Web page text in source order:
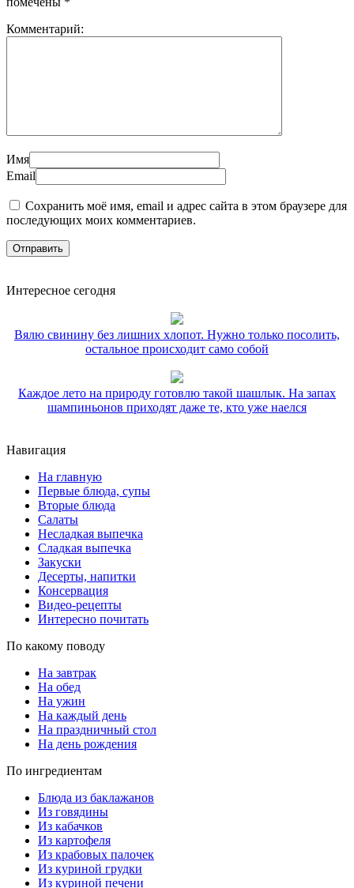
Комментарий:
Имя
Email
Сохранить моё имя, email и адрес сайта в этом браузере для
последующих моих комментариев.
Интересное сегодня
Вялю свинину без лишних хлопот. Нужно только посолить,
остальное происходит само собой
Каждое лето на природу готовлю такой шашлык. На запах
шампиньонов приходят даже те, кто уже наелся
Навигация
На главную
Первые блюда, супы
Вторые блюда
Салаты
Несладкая выпечка
Сладкая выпечка
Закуски
Десерты, напитки
Консервация
Видео-рецепты
Интересно почитать
По какому поводу
На завтрак
На обед
На ужин
На каждый день
На праздничный стол
На день рождения
По ингредиентам
Блюда из баклажанов
Из говядины
Из кабачков
Из картофеля
Из крабовых палочек
Из куриной грудки
Из куриной печени